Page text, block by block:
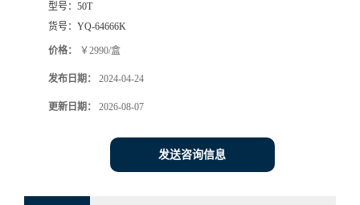
型号： 50T
货号： YQ-64666K
价格： ￥2990/盒
发布日期： 2024-04-24
更新日期： 2026-08-07
发送咨询信息